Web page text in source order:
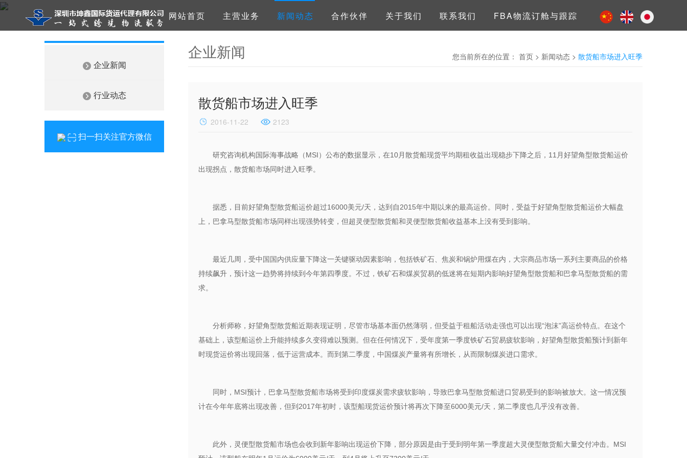
网站首页 主营业务 新闻动态 合作伙伴 关于我们 联系我们 FBA物流订舱与跟踪
企业新闻
行业动态
扫一扫关注官方微信
企业新闻 您当前所在的位置： 首页 > 新闻动态 > 散货船市场进入旺季
散货船市场进入旺季
2016-11-22 2123
研究咨询机构国际海事战略（MSI）公布的数据显示，在10月散货船现货平均期租收益出现稳步下降之后，11月好望角型散货船运价
出现拐点，散货船市场同时进入旺季。
据悉，目前好望角型散货船运价超过16000美元/天，达到自2015年中期以来的最高运价。同时，受益于好望角型散货船运价大幅盘
上，巴拿马型散货船市场同样出现强势转变，但超灵便型散货船和灵便型散货船收益基本上没有受到影响。
最近几周，受中国国内供应量下降这一关键驱动因素影响，包括铁矿石、焦炭和锅炉用煤在内，大宗商品市场一系列主要商品的价格
持续飙升，预计这一趋势将持续到今年第四季度。不过，铁矿石和煤炭贸易的低迷将在短期内影响好望角型散货船和巴拿马型散货船的需
求。
分析师称，好望角型散货船近期表现证明，尽管市场基本面仍然薄弱，但受益于租船活动走强也可以出现“泡沫”高运价特点。在这个
基础上，该型船运价上升能持续多久变得难以预测。但在任何情况下，受年度第一季度铁矿石贸易疲软影响，好望角型散货船预计到新年
时现货运价将出现回落，低于运营成本。而到第二季度，中国煤炭产量将有所增长，从而限制煤炭进口需求。
同时，MSI预计，巴拿马型散货船市场将受到印度煤炭需求疲软影响，导致巴拿马型散货船进口贸易受到的影响被放大。这一情况预
计在今年年底将出现改善，但到2017年初时，该型船现货运价预计将再次下降至6000美元/天，第二季度也几乎没有改善。
此外，灵便型散货船市场也会收到新年影响出现运价下降，部分原因是由于受到明年第一季度超大灵便型散货船大量交付冲击。MSI